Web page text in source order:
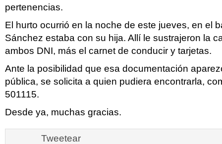
pertenencias.
El hurto ocurrió en la noche de este jueves, en el
Sánchez estaba con su hija. Allí le sustrajeron la
ambos DNI, más el carnet de conducir y tarjetas.
Ante la posibilidad que esa documentación
pública, se solicita a quien pudiera encontrarla,
501115.
Desde ya, muchas gracias.
Tweetear